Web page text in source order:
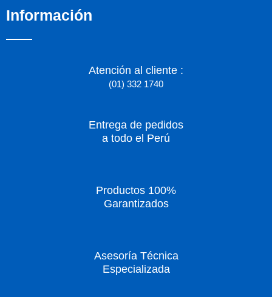
e
o
t
t
Información
Atención al cliente :
(01) 332 1740
Entrega de pedidos
a todo el Perú
Productos 100%
Garantizados
Asesoría Técnica
Especializada